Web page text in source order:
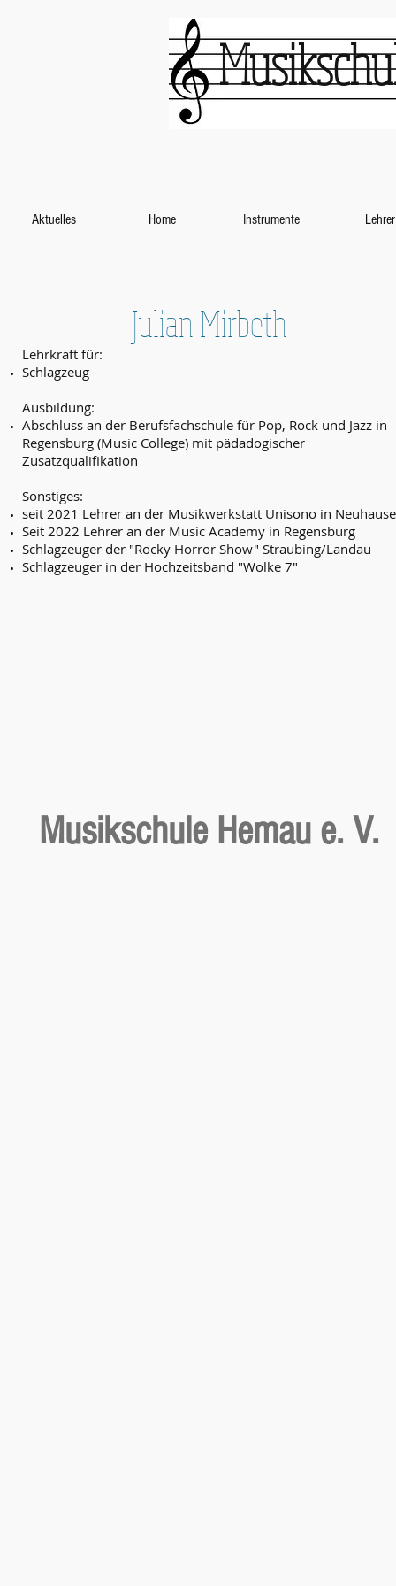
Aktuelles Home Instrumente Lehrer
Julian Mirbeth
Lehrkraft für:
Schlagzeug
Ausbildung:
Abschluss an der Berufsfachschule für Pop, Rock und Jazz in
Regensburg (Music College) mit pädadogischer
Zusatzqualifikation
Sonstiges:
seit 2021 Lehrer an der Musikwerkstatt Unisono in
Seit 2022 Lehrer an der Music Academy in Regensburg
Schlagzeuger der "Rocky Horror Show" Straubing/Landau
Schlagzeuger in der Hochzeitsband "Wolke 7"
Musikschule Hemau e. V.